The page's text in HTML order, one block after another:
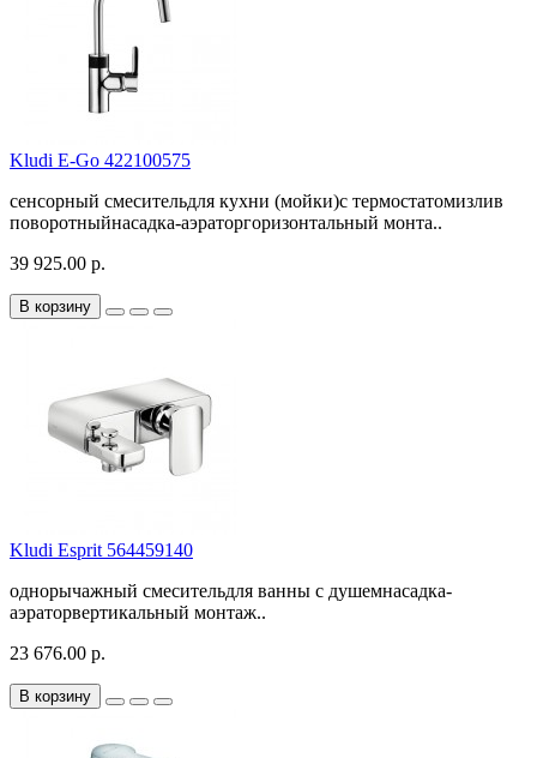
Kludi E-Go 422100575
сенсорный смесительдля кухни (мойки)с термостатомизлив
поворотныйнасадка-аэраторгоризонтальный монта..
39 925.00 р.
В корзину
Kludi Esprit 564459140
однорычажный смесительдля ванны с душемнасадка-
аэраторвертикальный монтаж..
23 676.00 р.
В корзину